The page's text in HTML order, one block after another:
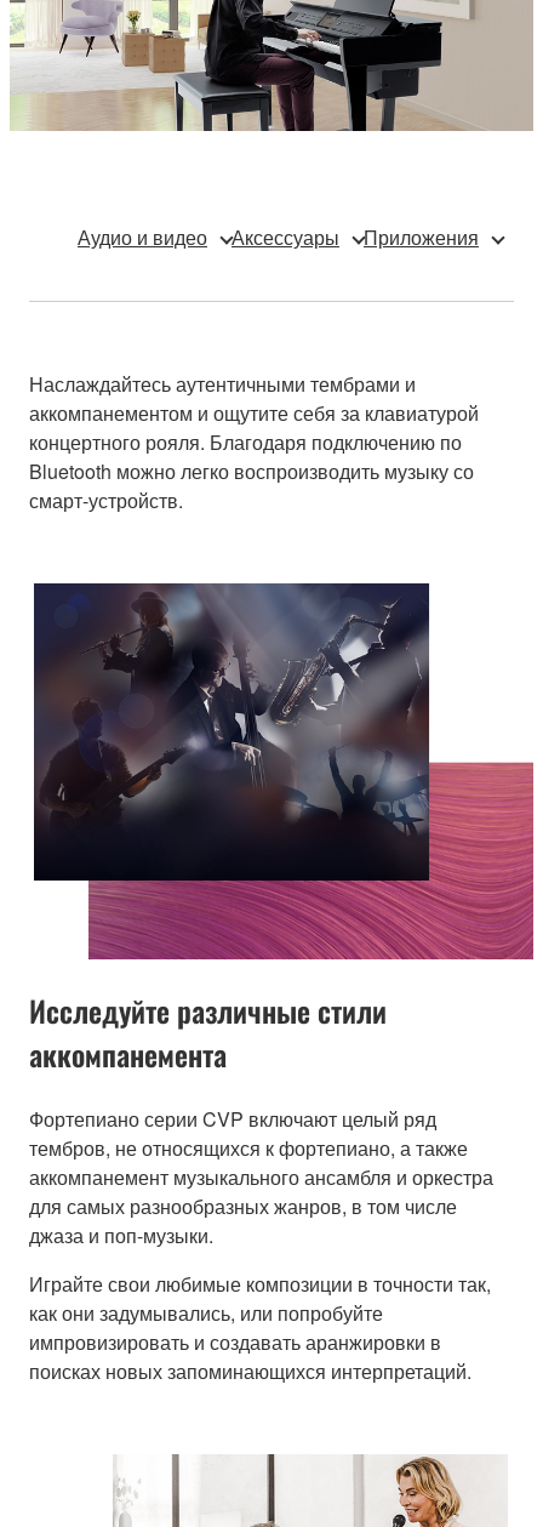
Аудио и видео Аксессуары Приложения
Наслаждайтесь аутентичными тембрами и
аккомпанементом и ощутите себя за клавиатурой
концертного рояля. Благодаря подключению по
Bluetooth можно легко воспроизводить музыку со
смарт-устройств.
Исследуйте различные стили
аккомпанемента
Фортепиано серии CVP включают целый ряд
тембров, не относящихся к фортепиано, а также
аккомпанемент музыкального ансамбля и оркестра
для самых разнообразных жанров, в том числе
джаза и поп-музыки.
Играйте свои любимые композиции в точности так,
как они задумывались, или попробуйте
импровизировать и создавать аранжировки в
поисках новых запоминающихся интерпретаций.